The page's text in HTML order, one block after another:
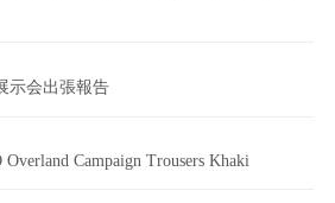
示会出張報告
Campaign Trousers Khaki